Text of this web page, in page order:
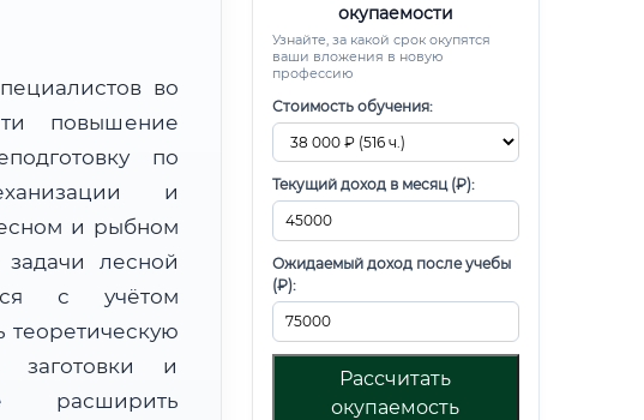
окупаемости
Узнайте, за какой срок окупятся
ваши вложения в новую
профессию
Стоимость обучения:
Текущий доход в месяц (₽):
Ожидаемый доход после учебы
(₽):
Рассчитать
окупаемость
во
повышение
по
и
и рыбном
задачи лесной
с учётом
теоретическую
заготовки и
расширить